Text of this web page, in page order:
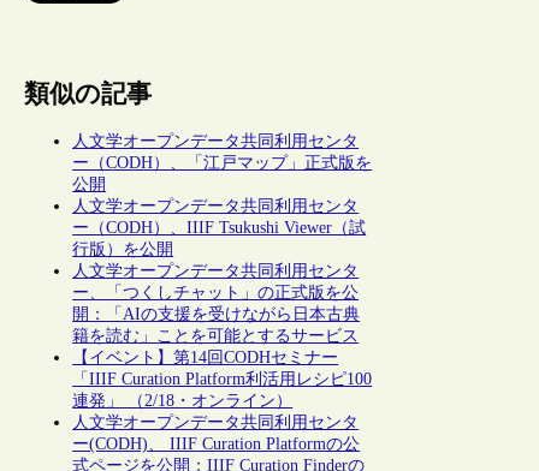
類似の記事
人文学オープンデータ共同利用センタ
ー（CODH）、「江戸マップ」正式版を
公開
人文学オープンデータ共同利用センタ
ー（CODH）、IIIF Tsukushi Viewer（試
行版）を公開
人文学オープンデータ共同利用センタ
ー、「つくしチャット」の正式版を公
開：「AIの支援を受けながら日本古典
籍を読む」ことを可能とするサービス
【イベント】第14回CODHセミナー
「IIIF Curation Platform利活用レシピ100
連発」 （2/18・オンライン）
人文学オープンデータ共同利用センタ
ー(CODH)、 IIIF Curation Platformの公
式ページを公開：IIIF Curation Finderの